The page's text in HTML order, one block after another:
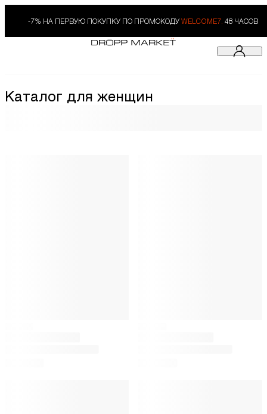
-7% НА ПЕРВУЮ ПОКУПКУ ПО ПРОМОКОДУ WELCOME7. 48 ЧАСОВ
Каталог для женщин